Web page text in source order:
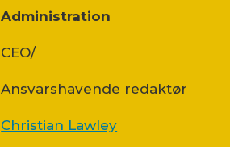
Administration
CEO/
Ansvars­havende redaktør
Christian Lawley